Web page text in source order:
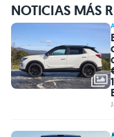
NOTICIAS MÁS